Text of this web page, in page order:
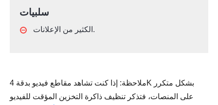
سلبيات
الكثير من الإعلانات.
ملاحظة: إذا كنت تشاهد مقاطع فيديو بدقة 4K بشكل متكرر
على المنصات، فتذكر تنظيف ذاكرة التخزين المؤقت للفيديو